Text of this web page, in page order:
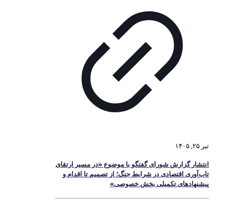
تیر ۲۵, ۱۴۰۵
انتشار گزارش شورای گفتگو با موضوع «در مسیر ارتقای
تاب‌آوری اقتصادی در شرایط جنگ؛ از تصمیم تا اقدام و
پیشنهادهای تکمیلی بخش خصوصی»